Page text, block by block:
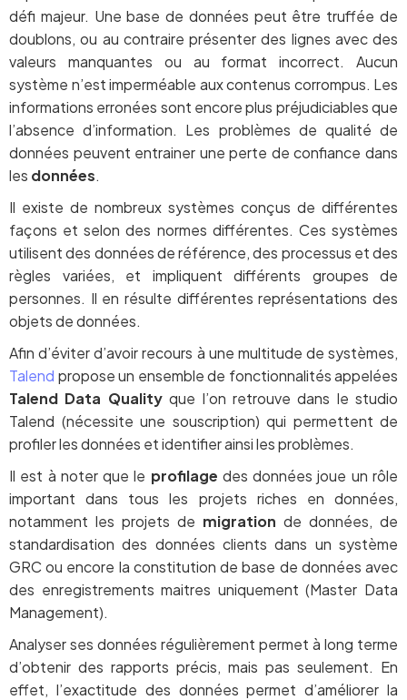
défi majeur. Une base de données peut être truffée de
doublons, ou au contraire présenter des lignes avec des
valeurs manquantes ou au format incorrect. Aucun
système n’est imperméable aux contenus corrompus. Les
informations erronées sont encore plus préjudiciables que
l’absence d’information. Les problèmes de qualité de
données peuvent entrainer une perte de confiance dans
les données.
Il existe de nombreux systèmes conçus de différentes
façons et selon des normes différentes. Ces systèmes
utilisent des données de référence, des processus et des
règles variées, et impliquent différents groupes de
personnes. Il en résulte différentes représentations des
objets de données.
Afin d’éviter d’avoir recours à une multitude de systèmes,
Talend propose un ensemble de fonctionnalités appelées
Talend Data Qualityque l’on retrouve dans le studio
Talend (nécessite une souscription) qui permettent de
profiler les données et identifier ainsi les problèmes.
Il est à noter que le profilage des données joue un rôle
important dans tous les projets riches en données,
notamment les projets de migration de données, de
standardisation des données clients dans un système
GRC ou encore la constitution de base de données avec
des enregistrements maitres uniquement (Master Data
Management).
Analyser ses données régulièrement permet à long terme
d’obtenir des rapports précis, mais pas seulement. En
effet, l’exactitude des données permet d’améliorer la